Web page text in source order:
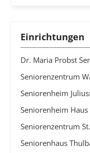
Einrichtungen
Dr. Maria Probst
Seniorenzentrum
Seniorenheim
Seniorenheim
Seniorenzentrum
Seniorenhaus